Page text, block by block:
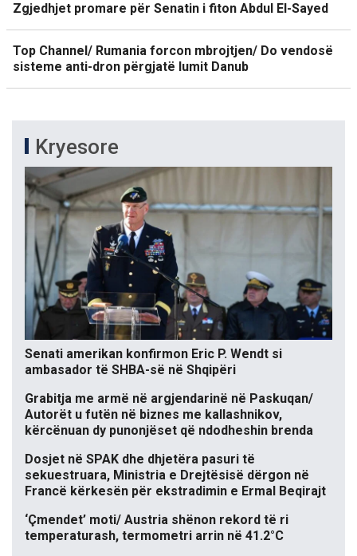
Zgjedhjet promare për Senatin i fiton Abdul El-Sayed
Top Channel/ Rumania forcon mbrojtjen/ Do vendosë
sisteme anti-dron përgjatë lumit Danub
Kryesore
Senati amerikan konfirmon Eric P. Wendt si
ambasador të SHBA-së në Shqipëri
Grabitja me armë në argjendarinë në Paskuqan/
Autorët u futën në biznes me kallashnikov,
kërcënuan dy punonjëset që ndodheshin brenda
Dosjet në SPAK dhe dhjetëra pasuri të
sekuestruara, Ministria e Drejtësisë dërgon në
Francë kërkesën për ekstradimin e Ermal Beqirajt
‘Çmendet’ moti/ Austria shënon rekord të ri
temperaturash, termometri arrin në 41.2°C